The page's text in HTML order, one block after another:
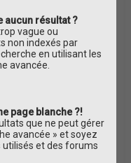
aucun résultat ?
vague ou
non indexés par
en utilisant les
avancée.
page blanche ?!
que ne peut gérer
avancée » et soyez
utilisés et des forums